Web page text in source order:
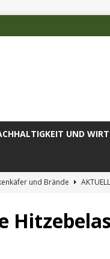
UND
und Brände
zur Untersuchung